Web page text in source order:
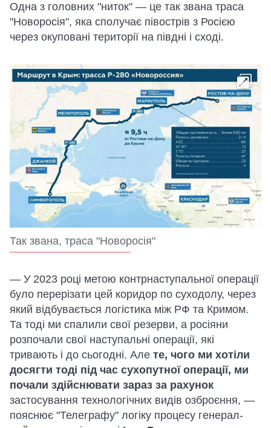
Одна з головних "ниток" — це так звана траса
"Новоросія", яка сполучає півострів з Росією
через окуповані території на півдні і сході.
Так звана, траса "Новоросія"
— У 2023 році метою контрнаступальної операції
було перерізати цей коридор по суходолу, через
який відбувається логістика між РФ та Кримом.
Та тоді ми спалили свої резерви, а росіяни
розпочали свої наступальні операції, які
тривають і до сьогодні. Але те, чого ми хотіли
досягти тоді під час сухопутної операції, ми
почали здійснювати зараз за рахунок
застосування технологічних видів озброєння, —
пояснює "Телеграфу" логіку процесу генерал-